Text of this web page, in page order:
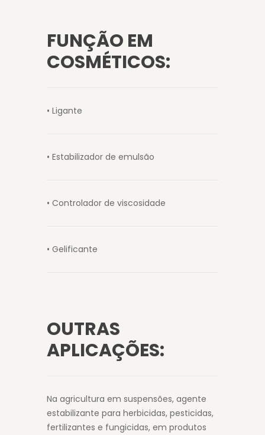
FUNÇÃO EM
COSMÉTICOS:
• Ligante
• Estabilizador de emulsão
• Controlador de viscosidade
• Gelificante
OUTRAS
APLICAÇÕES:
Na agricultura em suspensões, agente
estabilizante para herbicidas, pesticidas,
fertilizantes e fungicidas, em produtos